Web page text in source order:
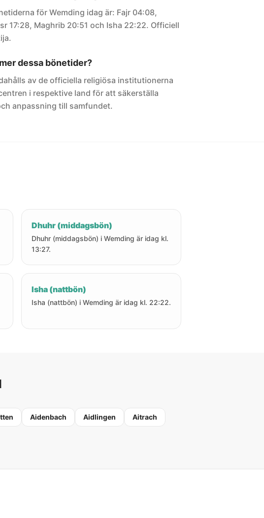
för Wemding idag är: Fajr 04:08,
17:28, Maghrib 20:51 och Isha 22:22. Officiell
dessa bönetider?
av de officiella religiösa institutionerna
i respektive land för att säkerställa
anpassning till samfundet.
Dhuhr (middagsbön)
Dhuhr (middagsbön) i Wemding är idag kl.
13:27.
Isha (nattbön)
Isha (nattbön) i Wemding är idag kl. 22:22.
Aidenbach Aidlingen Aitrach